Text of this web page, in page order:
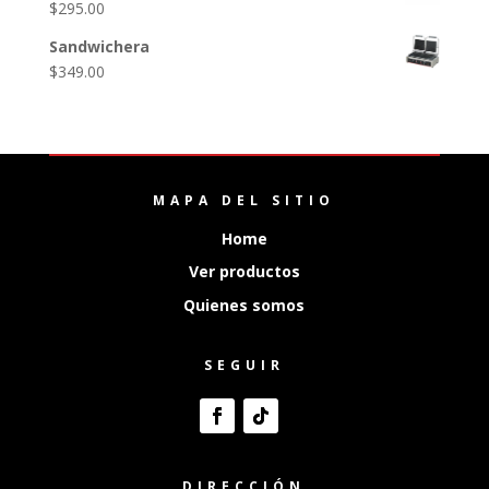
$295.00
Sandwichera
$349.00
MAPA DEL SITIO
Home
Ver productos
Quienes somos
SEGUIR